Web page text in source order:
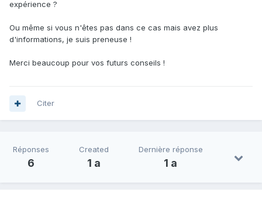
expérience ?
Ou même si vous n'êtes pas dans ce cas mais avez plus
d'informations, je suis preneuse !
Merci beaucoup pour vos futurs conseils !
Citer
Réponses
6
Created
1 a
Dernière réponse
1 a